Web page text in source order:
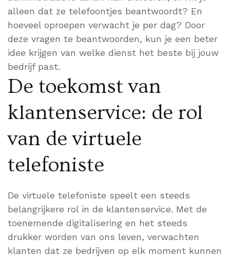
alleen dat ze telefoontjes beantwoordt? En
hoeveel oproepen verwacht je per dag? Door
deze vragen te beantwoorden, kun je een beter
idee krijgen van welke dienst het beste bij jouw
bedrijf past.
De toekomst van
klantenservice: de rol
van de virtuele
telefoniste
De virtuele telefoniste speelt een steeds
belangrijkere rol in de klantenservice. Met de
toenemende digitalisering en het steeds
drukker worden van ons leven, verwachten
klanten dat ze bedrijven op elk moment kunnen